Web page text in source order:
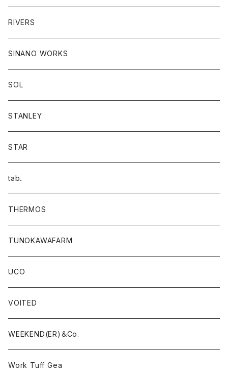
RIVERS
SINANO WORKS
SOL
STANLEY
STAR
tab．
THERMOS
TUNOKAWAFARM
UCO
VOITED
WEEKEND(ER)＆Co.
Work Tuff Gea